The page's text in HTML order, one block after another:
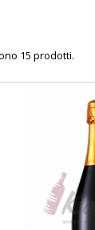
15 prodotti.